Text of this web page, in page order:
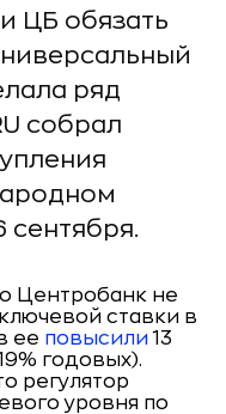
ЦБ обязать
ряд
собрал
Центробанк не
ставки в
ее повысили 13
годовых).
регулятор
уровня по